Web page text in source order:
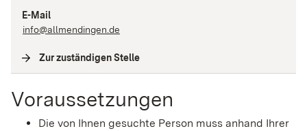
E-Mail
info@allmendingen.de
Zur zuständigen Stelle
Voraussetzungen
Die von Ihnen gesuchte Person muss anhand Ihrer